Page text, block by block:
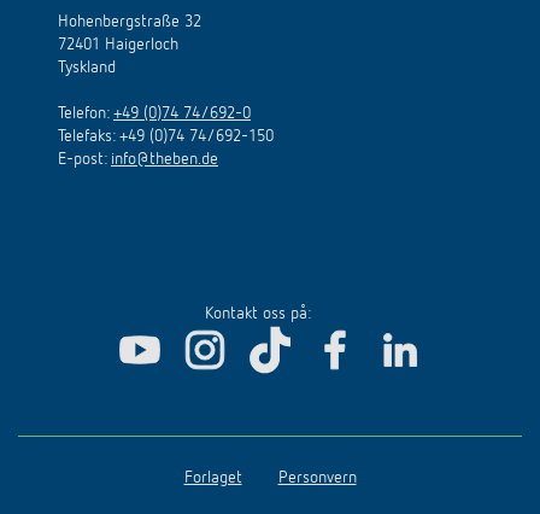
Hohenbergstraße 32
72401 Haigerloch
Tyskland
Telefon: +49 (0)74 74/692-0
Telefaks: +49 (0)74 74/692-150
E-post: info@theben.de
Kontakt oss på:
Forlaget Personvern